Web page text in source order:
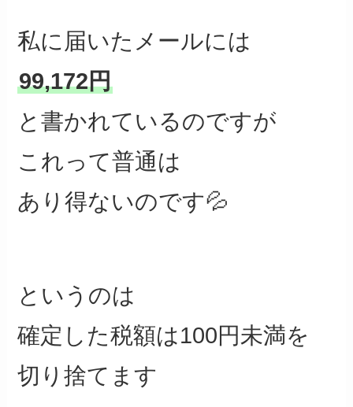
私に届いたメールには
99,172円
と書かれているのですが
これって普通は
あり得ないのです💦
というのは
確定した税額は100円未満を
切り捨てます